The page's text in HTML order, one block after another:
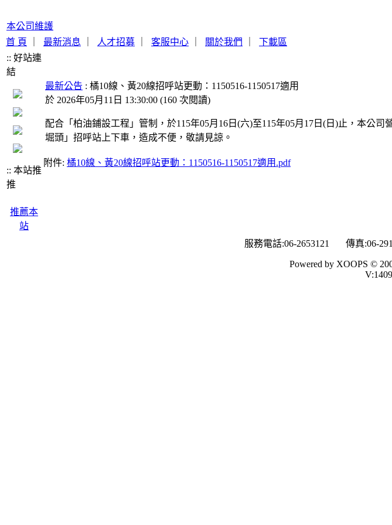
本公司維護
首 頁
最新消息 人才招募 客服中心 關於我們
下載區
:: 好站連
結
:: 本站推
推
推薦本
站
最新公告 : 橘10線、黃20線招呼站更動：1150516-1150517適用
於 2026年05月11日 13:30:00 (160 次閱讀)
配合「柏油鋪設工程」管制，於115年05月16日(六)至115年05月17日(日)止，本公
堀頭」招呼站上下車，造成不便，敬請見諒。
附件: 橘10線、黃20線招呼站更動：1150516-1150517適用.pdf
服務電話:06-2653121 傳真:06-
Powered by XOOPS ©